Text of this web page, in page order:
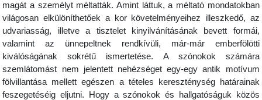
magát a személyt méltatták. Amint láttuk, a méltató mondatokban
világosan elkülöníthetőek a kor követelményeihez illeszkedő, az
udvariasság, illetve a tisztelet kinyilvánításának bevett formái,
valamint az ünnepeltnek rendkívüli, már-már emberfölötti
kiválóságának sokrétű ismertetése. A szónokok számára
szemlátomást nem jelentett nehézséget egy-egy antik motívum
fölvillantása mellett egészen a tételes kereszténység határainak
feszegetéséig eljutni. Hogy a szónokok és hallgatóságuk közös